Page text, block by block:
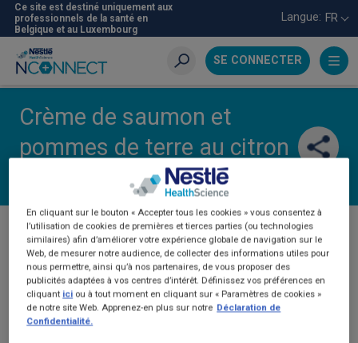
Aller
au
contenu
principal
Ce site est destiné uniquement aux
professionnels de la santé en
Belgique et au Luxembourg
Langue: FR
SE CONNECTER
Recherche
Crème de saumon et
pommes de terre au citron
PRÉCÉDENT
En cliquant sur le bouton « Accepter tous les cookies » vous consentez à
l’utilisation de cookies de premières et tierces parties (ou technologies
similaires) afin d’améliorer votre expérience globale de navigation sur le
Web, de mesurer notre audience, de collecter des informations utiles pour
nous permettre, ainsi qu’à nos partenaires, de vous proposer des
publicités adaptées à vos centres d’intérêt. Définissez vos préférences en
cliquant ici ou à tout moment en cliquant sur « Paramètres de cookies »
de notre site Web. Apprenez-en plus sur notre Déclaration de
Confidentialité.